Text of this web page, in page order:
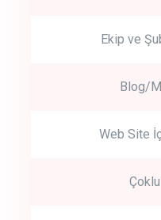
Ekip ve
Blog/
Web Site